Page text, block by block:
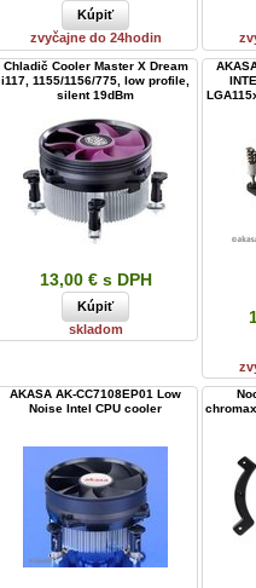
zvyčajne do 24hodin
Chladič Cooler Master X Dream
i117, 1155/1156/775, low profile,
silent 19dBm
13,00 € s DPH
skladom
AKASA AK-CC7108EP01 Low
Noise Intel CPU cooler